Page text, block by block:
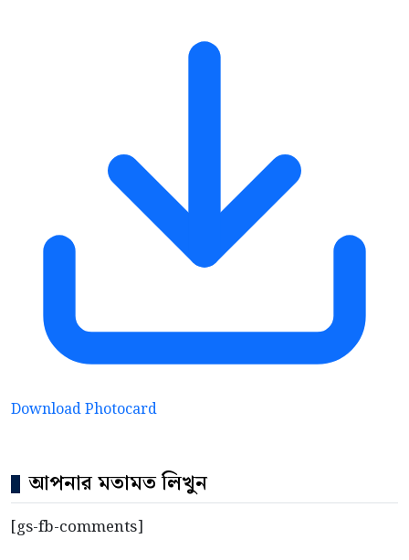
Download Photocard
আপনার মতামত লিখুন
[gs-fb-comments]